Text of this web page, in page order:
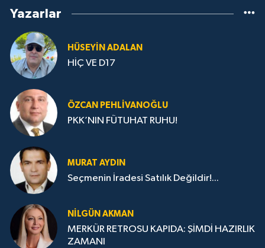
Yazarlar
HÜSEYIN ADALAN
HİÇ VE D17
ÖZCAN PEHLIVANOĞLU
PKK’NIN FÜTUHAT RUHU!
MURAT AYDIN
Seçmenin İradesi Satılık Değildir!...
NILGÜN AKMAN
MERKÜR RETROSU KAPIDA: ŞİMDİ HAZIRLIK
ZAMANI